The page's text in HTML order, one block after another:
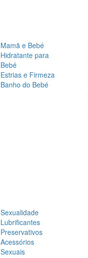
Mamã e Bebé
Hidratante para
Bebé
Estrias e Firmeza
Banho do Bebé
Sexualidade
Lubrificantes
Preservativos
Acessórios
Sexuais